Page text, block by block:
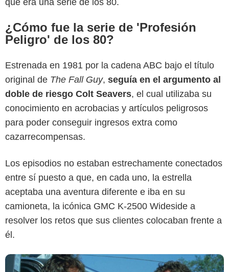
que era una serie de los 80.
¿Cómo fue la serie de 'Profesión
Peligro' de los 80?
Estrenada en 1981 por la cadena ABC bajo el título
original de The Fall Guy, seguía en el argumento al
doble de riesgo Colt Seavers, el cual utilizaba su
conocimiento en acrobacias y artículos peligrosos
para poder conseguir ingresos extra como
cazarrecompensas.
Los episodios no estaban estrechamente conectados
entre sí puesto a que, en cada uno, la estrella
aceptaba una aventura diferente e iba en su
camioneta, la icónica GMC K-2500 Wideside a
resolver los retos que sus clientes colocaban frente a
él.